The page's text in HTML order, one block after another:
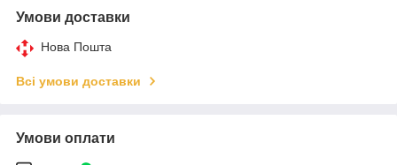
Умови доставки
Нова Пошта
Всі умови доставки
Умови оплати